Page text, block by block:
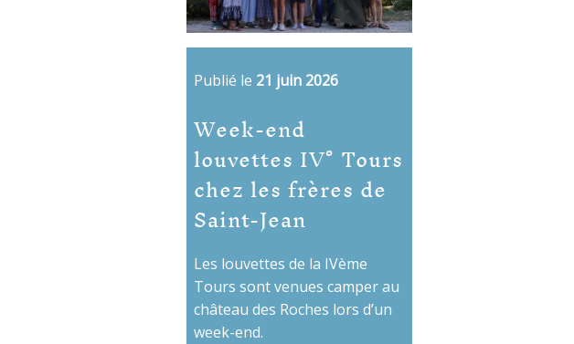
Publié le 21 juin 2026
Week-end
louvettes IV° Tours
chez les frères de
Saint-Jean
Les louvettes de la IVème
Tours sont venues camper au
château des Roches lors d’un
week-end.